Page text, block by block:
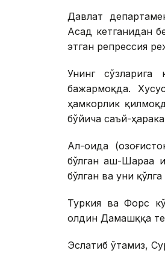
Давлат
Асад кетганидан
этган репрессия
Унинг
бажармоқда.
ҳамкорлик
бўйича саъй-
Ал-Қоида
бўлган аш-Шараа
бўлган ва уни
Туркия ва Форс
олдин Дамашққа
Эслатиб ўтамиз,